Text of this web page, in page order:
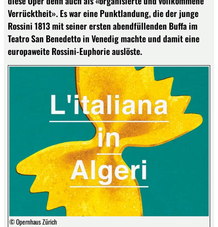
Verrücktheit». Es war eine Punktlandung, die der junge
Rossini 1813 mit seiner ersten abendfüllenden Buffa im
Teatro San Benedetto in Venedig machte und damit eine
europaweite Rossini-Euphorie auslöste.
© Opernhaus Zürich